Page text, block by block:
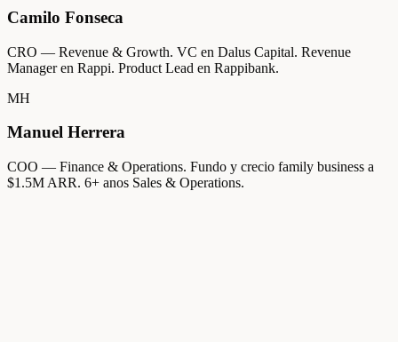
Camilo Fonseca
CRO — Revenue & Growth. VC en Dalus Capital. Revenue
Manager en Rappi. Product Lead en Rappibank.
MH
Manuel Herrera
COO — Finance & Operations. Fundo y crecio family business a
$1.5M ARR. 6+ anos Sales & Operations.